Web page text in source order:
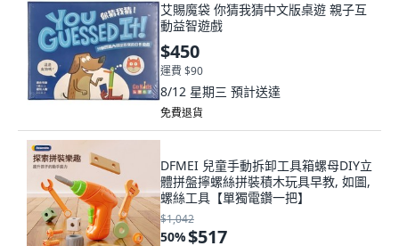
艾賜魔袋 你猜我猜中文版桌遊 親子互
動益智遊戲
$450
運費 $90
8/12 星期三 預計送達
免費退貨
DFMEI 兒童手動拆卸工具箱螺母DIY立
體拼盤擰螺絲拼裝積木玩具早教, 如圖,
螺絲工具【單獨電鑽一把】
$1,042
50%$517